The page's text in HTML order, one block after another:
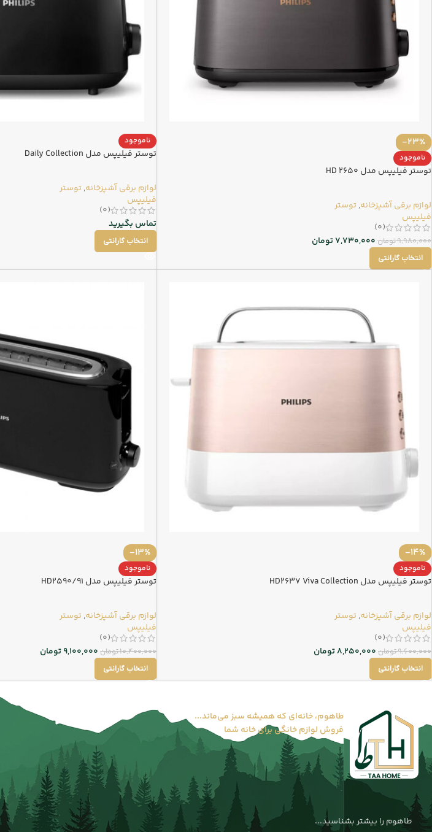
-23%
ناموجود
توستر فیلیپس مدل HD 2650
لوازم برقی آشپزخانه,توستر
فیلیپس
(0)
9,980,000تومان 7,730,000تومان
انتخاب گارانتی
ناموجود
توستر فیلیپس مدل Daily Collection
لوازم برقی آشپزخانه,توستر
فیلیپس
(0)
تماس بگیرید
انتخاب گارانتی
-14%
ناموجود
توستر فیلیپس مدل HD2637 Viva Collection
لوازم برقی آشپزخانه,توستر
فیلیپس
(0)
9,600,000تومان 8,250,000تومان
انتخاب گارانتی
-13%
ناموجود
توستر فیلیپس مدل 91/HD2590
لوازم برقی آشپزخانه,توستر
فیلیپس
(0)
10,400,000تومان 9,100,000تومان
انتخاب گارانتی
طاهوم، خانه‌ای که همیشه سبز می‌ماند...
فروش لوازم خانگی برای خانه شما
طاهوم را بیشتر بشناسید...